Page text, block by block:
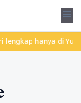
menu
hanya di